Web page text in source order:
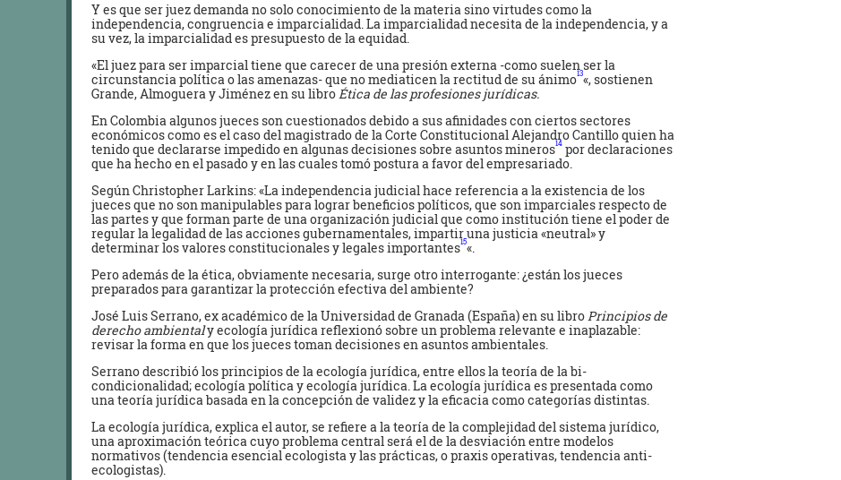
Y es que ser juez demanda no solo conocimiento de la materia sino virtudes como la
independencia, congruencia e imparcialidad. La imparcialidad necesita de la independencia, y a
su vez, la imparcialidad es presupuesto de la equidad.
«El juez para ser imparcial tiene que carecer de una presión externa -como suelen ser la
circunstancia política o las amenazas- que no mediaticen la rectitud de su ánimo13«, sostienen
Grande, Almoguera y Jiménez en su libroÉtica de las profesiones jurídicas.
En Colombia algunos jueces son cuestionados debido a sus afinidades con ciertos sectores
económicos como es el caso del magistrado de la Corte Constitucional Alejandro Cantillo quien ha
tenido que declararse impedido en algunas decisiones sobre asuntos mineros14 por declaraciones
que ha hecho en el pasado y en las cuales tomó postura a favor del empresariado.
Según Christopher Larkins: «La independencia judicial hace referencia a la existencia de los
jueces que no son manipulables para lograr beneficios políticos, que son imparciales respecto de
las partes y que forman parte de una organización judicial que como institución tiene el poder de
regular la legalidad de las acciones gubernamentales, impartir una justicia «neutral» y
determinar los valores constitucionales y legales importantes15«.
Pero además de la ética, obviamente necesaria, surge otro interrogante: ¿están los jueces
preparados para garantizar la protección efectiva del ambiente?
José Luis Serrano, ex académico de la Universidad de Granada (España) en su libroPrincipios de
derecho ambientaly ecología jurídica reflexionó sobre un problema relevante e inaplazable:
revisar la forma en que los jueces toman decisiones en asuntos ambientales.
Serrano describió los principios de la ecología jurídica, entre ellos la teoría de la bi-
condicionalidad; ecología política y ecología jurídica. La ecología jurídica es presentada como
una teoría jurídica basada en la concepción de validez y la eficacia como categorías distintas.
La ecología jurídica, explica el autor, se refiere a la teoría de la complejidad del sistema jurídico,
una aproximación teórica cuyo problema central será el de la desviación entre modelos
normativos (tendencia esencial ecologista y las prácticas, o praxis operativas, tendencia anti-
ecologistas).